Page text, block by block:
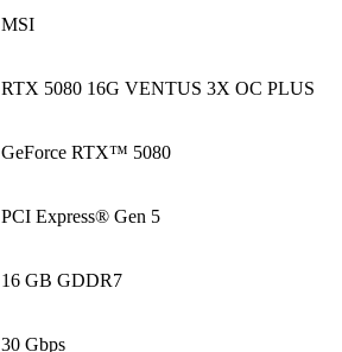
MSI
RTX 5080 16G VENTUS 3X OC PLUS
GeForce RTX™ 5080
PCI Express® Gen 5
16 GB GDDR7
30 Gbps